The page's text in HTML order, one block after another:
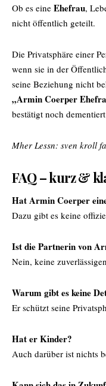
Ob es eine Ehefrau,
nicht öffentlich geteilt.
Die Privatsphäre einer
wenn sie in der
seine Beziehung nicht
„Armin Coerper
bestätigt noch
Mher Lessn: sven kroll
FAQ – kurz &
Hat Armin Coerper
Dazu gibt es keine
Ist die Partnerin von
Nein, keine
Warum gibt es keine
Er schützt seine
Hat er Kinder?
Auch darüber ist nichts